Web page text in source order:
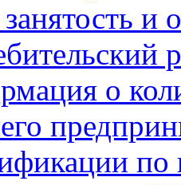
и
о